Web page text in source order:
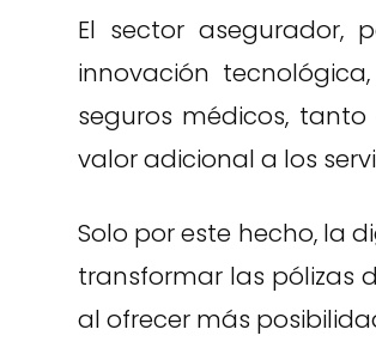
El sector asegurador,
innovación
seguros médicos,
valor adicional a los
Solo por este hecho, la
transformar las pólizas
al ofrecer más